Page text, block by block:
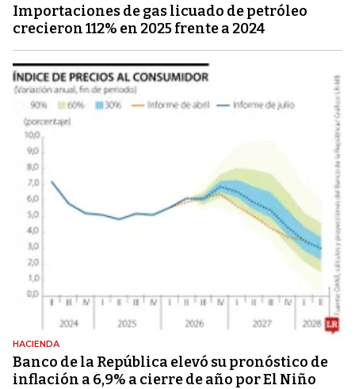
Importaciones de gas licuado de petróleo
crecieron 112% en 2025 frente a 2024
HACIENDA
Banco de la República elevó su pronóstico de
inflación a 6,9% a cierre de año por El Niño